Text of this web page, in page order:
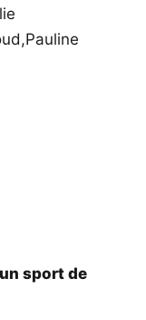
,Pauline
sport de